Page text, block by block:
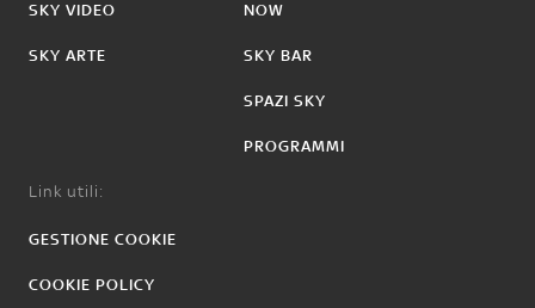
SKY VIDEO
SKY ARTE
NOW
SKY BAR
SPAZI SKY
PROGRAMMI
Link utili:
GESTIONE COOKIE
COOKIE POLICY